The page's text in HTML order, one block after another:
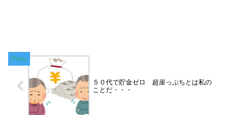
５０代で貯金ゼロ 超崖っぷちとは私の
ことだ・・・